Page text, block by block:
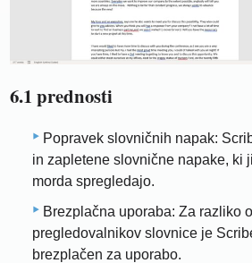
6.1 prednosti
Popravek slovničnih napak:
in zapletene slovnične napake, ki
morda spregledajo.
Brezplačna uporaba: Za razliko
pregledovalnikov slovnice je
brezplačen za uporabo.